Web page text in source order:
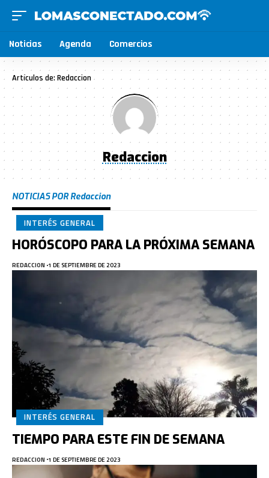
Noticias Agenda Comercios
Artículos de: Redaccion
Redaccion
NOTICIAS POR Redaccion
INTERÉS GENERAL
HORÓSCOPO PARA LA PRÓXIMA SEMANA
REDACCION 1 DE SEPTIEMBRE DE 2023
INTERÉS GENERAL
TIEMPO PARA ESTE FIN DE SEMANA
REDACCION 1 DE SEPTIEMBRE DE 2023